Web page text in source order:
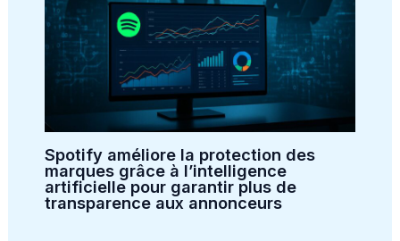
Spotify améliore la protection des
marques grâce à l’intelligence
artificielle pour garantir plus de
transparence aux annonceurs